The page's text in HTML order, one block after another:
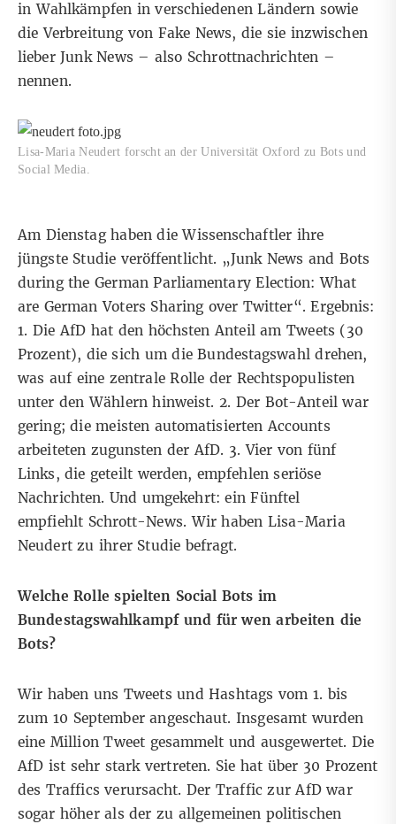
in Wahlkämpfen in verschiedenen Ländern sowie
die Verbreitung von Fake News, die sie inzwischen
lieber Junk News – also Schrottnachrichten –
nennen.
Lisa-Maria Neudert forscht an der Universität Oxford zu Bots und
Social Media.
Am Dienstag haben die Wissenschaftler ihre
jüngste Studie veröffentlicht. „Junk News and Bots
during the German Parliamentary Election: What
are German Voters Sharing over Twitter“. Ergebnis:
1. Die AfD hat den höchsten Anteil am Tweets (30
Prozent), die sich um die Bundestagswahl drehen,
was auf eine zentrale Rolle der Rechtspopulisten
unter den Wählern hinweist. 2. Der Bot-Anteil war
gering; die meisten automatisierten Accounts
arbeiteten zugunsten der AfD. 3. Vier von fünf
Links, die geteilt werden, empfehlen seriöse
Nachrichten. Und umgekehrt: ein Fünftel
empfiehlt Schrott-News. Wir haben Lisa-Maria
Neudert zu ihrer Studie befragt.
Welche Rolle spielten Social Bots im
Bundestagswahlkampf und für wen arbeiten die
Bots?
Wir haben uns Tweets und Hashtags vom 1. bis
zum 10 September angeschaut. Insgesamt wurden
eine Million Tweet gesammelt und ausgewertet. Die
AfD ist sehr stark vertreten. Sie hat über 30 Prozent
des Traffics verursacht. Der Traffic zur AfD war
sogar höher als der zu allgemeinen politischen